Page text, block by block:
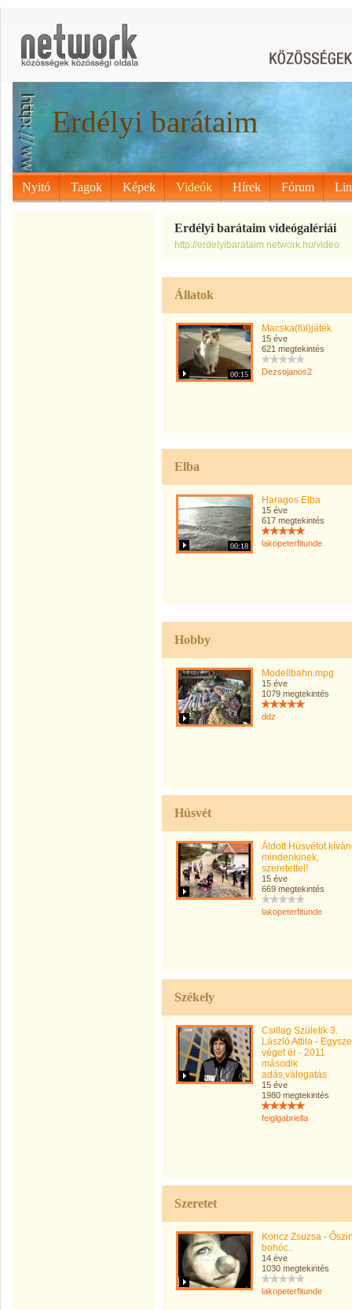
Erdélyi barátaim
Nyitó Tagok Képek Videók Hírek Fórum
Erdélyi barátaim videógalériái
http://erdelyibarataim.network.hu/video
Állatok
00:15
Macska(fül)játék
15 éve
621 megtekintés
Dezsojanos2
Elba
00:18
Haragos Elba
15 éve
617 megtekintés
lakopeterfitunde
Hobby
Modellbahn.mpg
15 éve
1079 megtekintés
ddz
Húsvét
Áldott Húsvétot
mindenkinek,
szeretettel!
15 éve
669 megtekintés
lakopeterfitunde
Székely
Csillag Születik 3.
László Attila -
véget ér - 2011
második
adás,válogatás
15 éve
1980 megtekintés
feiglgabriella
Szeretet
Koncz Zsuzsa -
bohóc..
14 éve
1030 megtekintés
lakopeterfitunde